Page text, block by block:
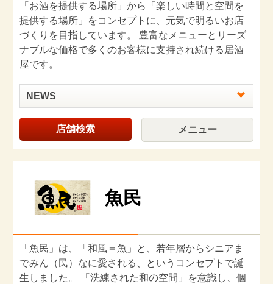
「お酒を提供する場所」から「楽しい時間と空間を
提供する場所」をコンセプトに、元気で明るいお店
づくりを目指しています。 豊富なメニューとリーズ
ナブルな価格で多くのお客様に支持され続ける居酒
屋です。
NEWS
店舗検索 メニュー
魚民
「魚民」は、「和風＝魚」と、若年層からシニアま
でみん（民）なに愛される、というコンセプトで誕
生しました。 「洗練された和の空間」を意識し、個